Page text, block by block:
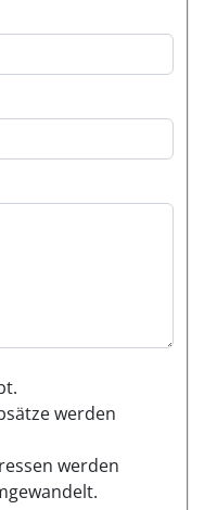
werden
werden